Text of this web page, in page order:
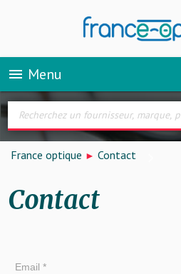
menu Menu
France optique Contact
Contact
Email *